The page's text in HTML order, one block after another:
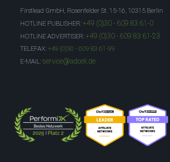
Firstlead GmbH, Rosenfelder St. 15-16, 10315 Berlin
HOTLINE PUBLISHER: +49 (0)30 - 609 83 61-0
HOTLINE ADVERTISER: +49 (0)30 - 609 83 61-23
TELEFAX: +49 (0)30 - 609 83 61-99
E-MAIL: service@adcell.de